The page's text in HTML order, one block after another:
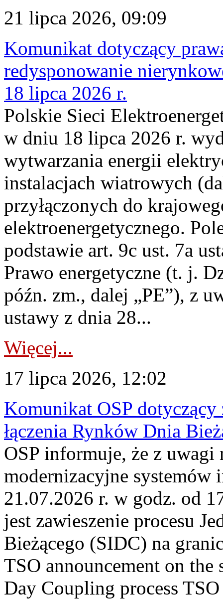
21 lipca 2026, 09:09
Komunikat dotyczący
redysponowanie
18 lipca 2026 r.
Polskie Sieci
w dniu 18 lipca 2026 r.
wytwarzania energii
instalacjach wiatrowych
przyłączonych do
elektroenergetycznego.
podstawie art. 9c ust. 7a
Prawo energetyczne (t. j.
późn. zm., dalej „PE”), z
ustawy z dnia 28...
Więcej...
17 lipca 2026, 12:02
Komunikat OSP dotyczący
łączenia Rynków Dnia
OSP informuje, że z uwagi
modernizacyjne
21.07.2026 r. w godz. od
jest zawieszenie procesu
Bieżącego (SIDC) na
TSO announcement on
Day Coupling process